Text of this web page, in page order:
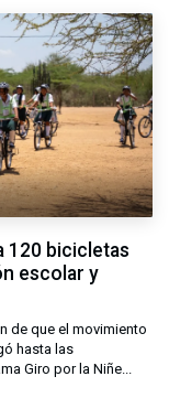
120 bicicletas
escolar y
de que el movimiento
hasta las
Giro por la Niñe...